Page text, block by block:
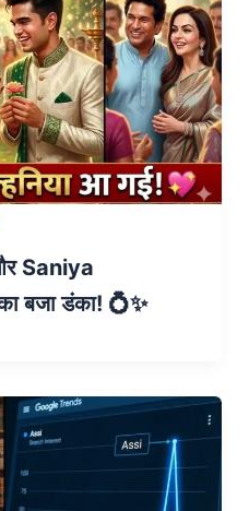
Saniya
बजा डंका! 💍✨